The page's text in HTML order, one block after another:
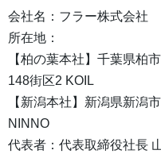
会社名：フラー株式会社
所在地：
【柏の葉本社】千葉県柏
148街区2 KOIL
【新潟本社】新潟県新潟
NINNO
代表者：代表取締役社長